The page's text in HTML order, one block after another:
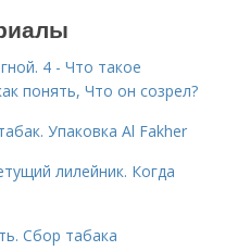
4 - Что такое
понять, Что он созрел?
Упаковка Al Fakher
лилейник. Когда
Сбор табака